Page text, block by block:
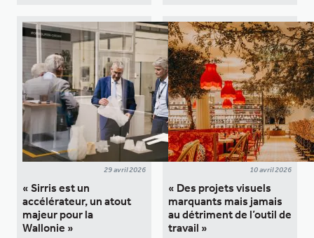
29 avril 2026
« Sirris est un
accélérateur, un atout
majeur pour la
Wallonie »
10 avril 2026
« Des projets visuels
marquants mais jamais
au détriment de l’outil de
travail »